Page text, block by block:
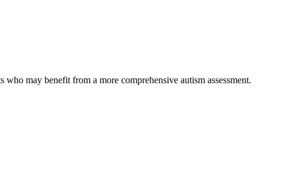
may benefit from a more comprehensive autism assessment.